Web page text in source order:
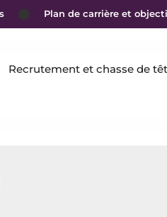
Plan de carrière et objectif
Recrutement et chasse de